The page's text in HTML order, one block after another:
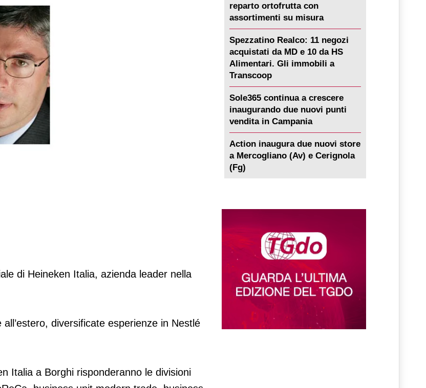
di Heineken Italia, azienda leader nella
diversificate esperienze in Nestlé
Italia a Borghi risponderanno le divisioni
reparto ortofrutta con
assortimenti su misura
Spezzatino Realco: 11 negozi
acquistati da MD e 10 da HS
Alimentari. Gli immobili a
Transcoop
Sole365 continua a crescere
inaugurando due nuovi punti
vendita in Campania
Action inaugura due nuovi store
a Mercogliano (Av) e Cerignola
(Fg)